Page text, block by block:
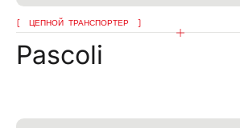
ЦЕПНОЙ ТРАНСПОРТЕР
Pascoli